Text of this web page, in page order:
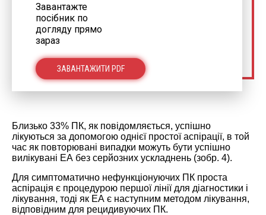
Завантажте
посібник по
догляду прямо
зараз
ЗАВАНТАЖИТИ PDF
Близько 33% ПК, як повідомляється, успішно
лікуються за допомогою однієї простої аспірації, в той
час як повторювані випадки можуть бути успішно
вилікувані ЕА без серйозних ускладнень (зобр. 4).
Для симптоматично нефункціонуючих ПК проста
аспірація є процедурою першої лінії для діагностики і
лікування, тоді як ЕА є наступним методом лікування,
відповідним для рецидивуючих ПК.